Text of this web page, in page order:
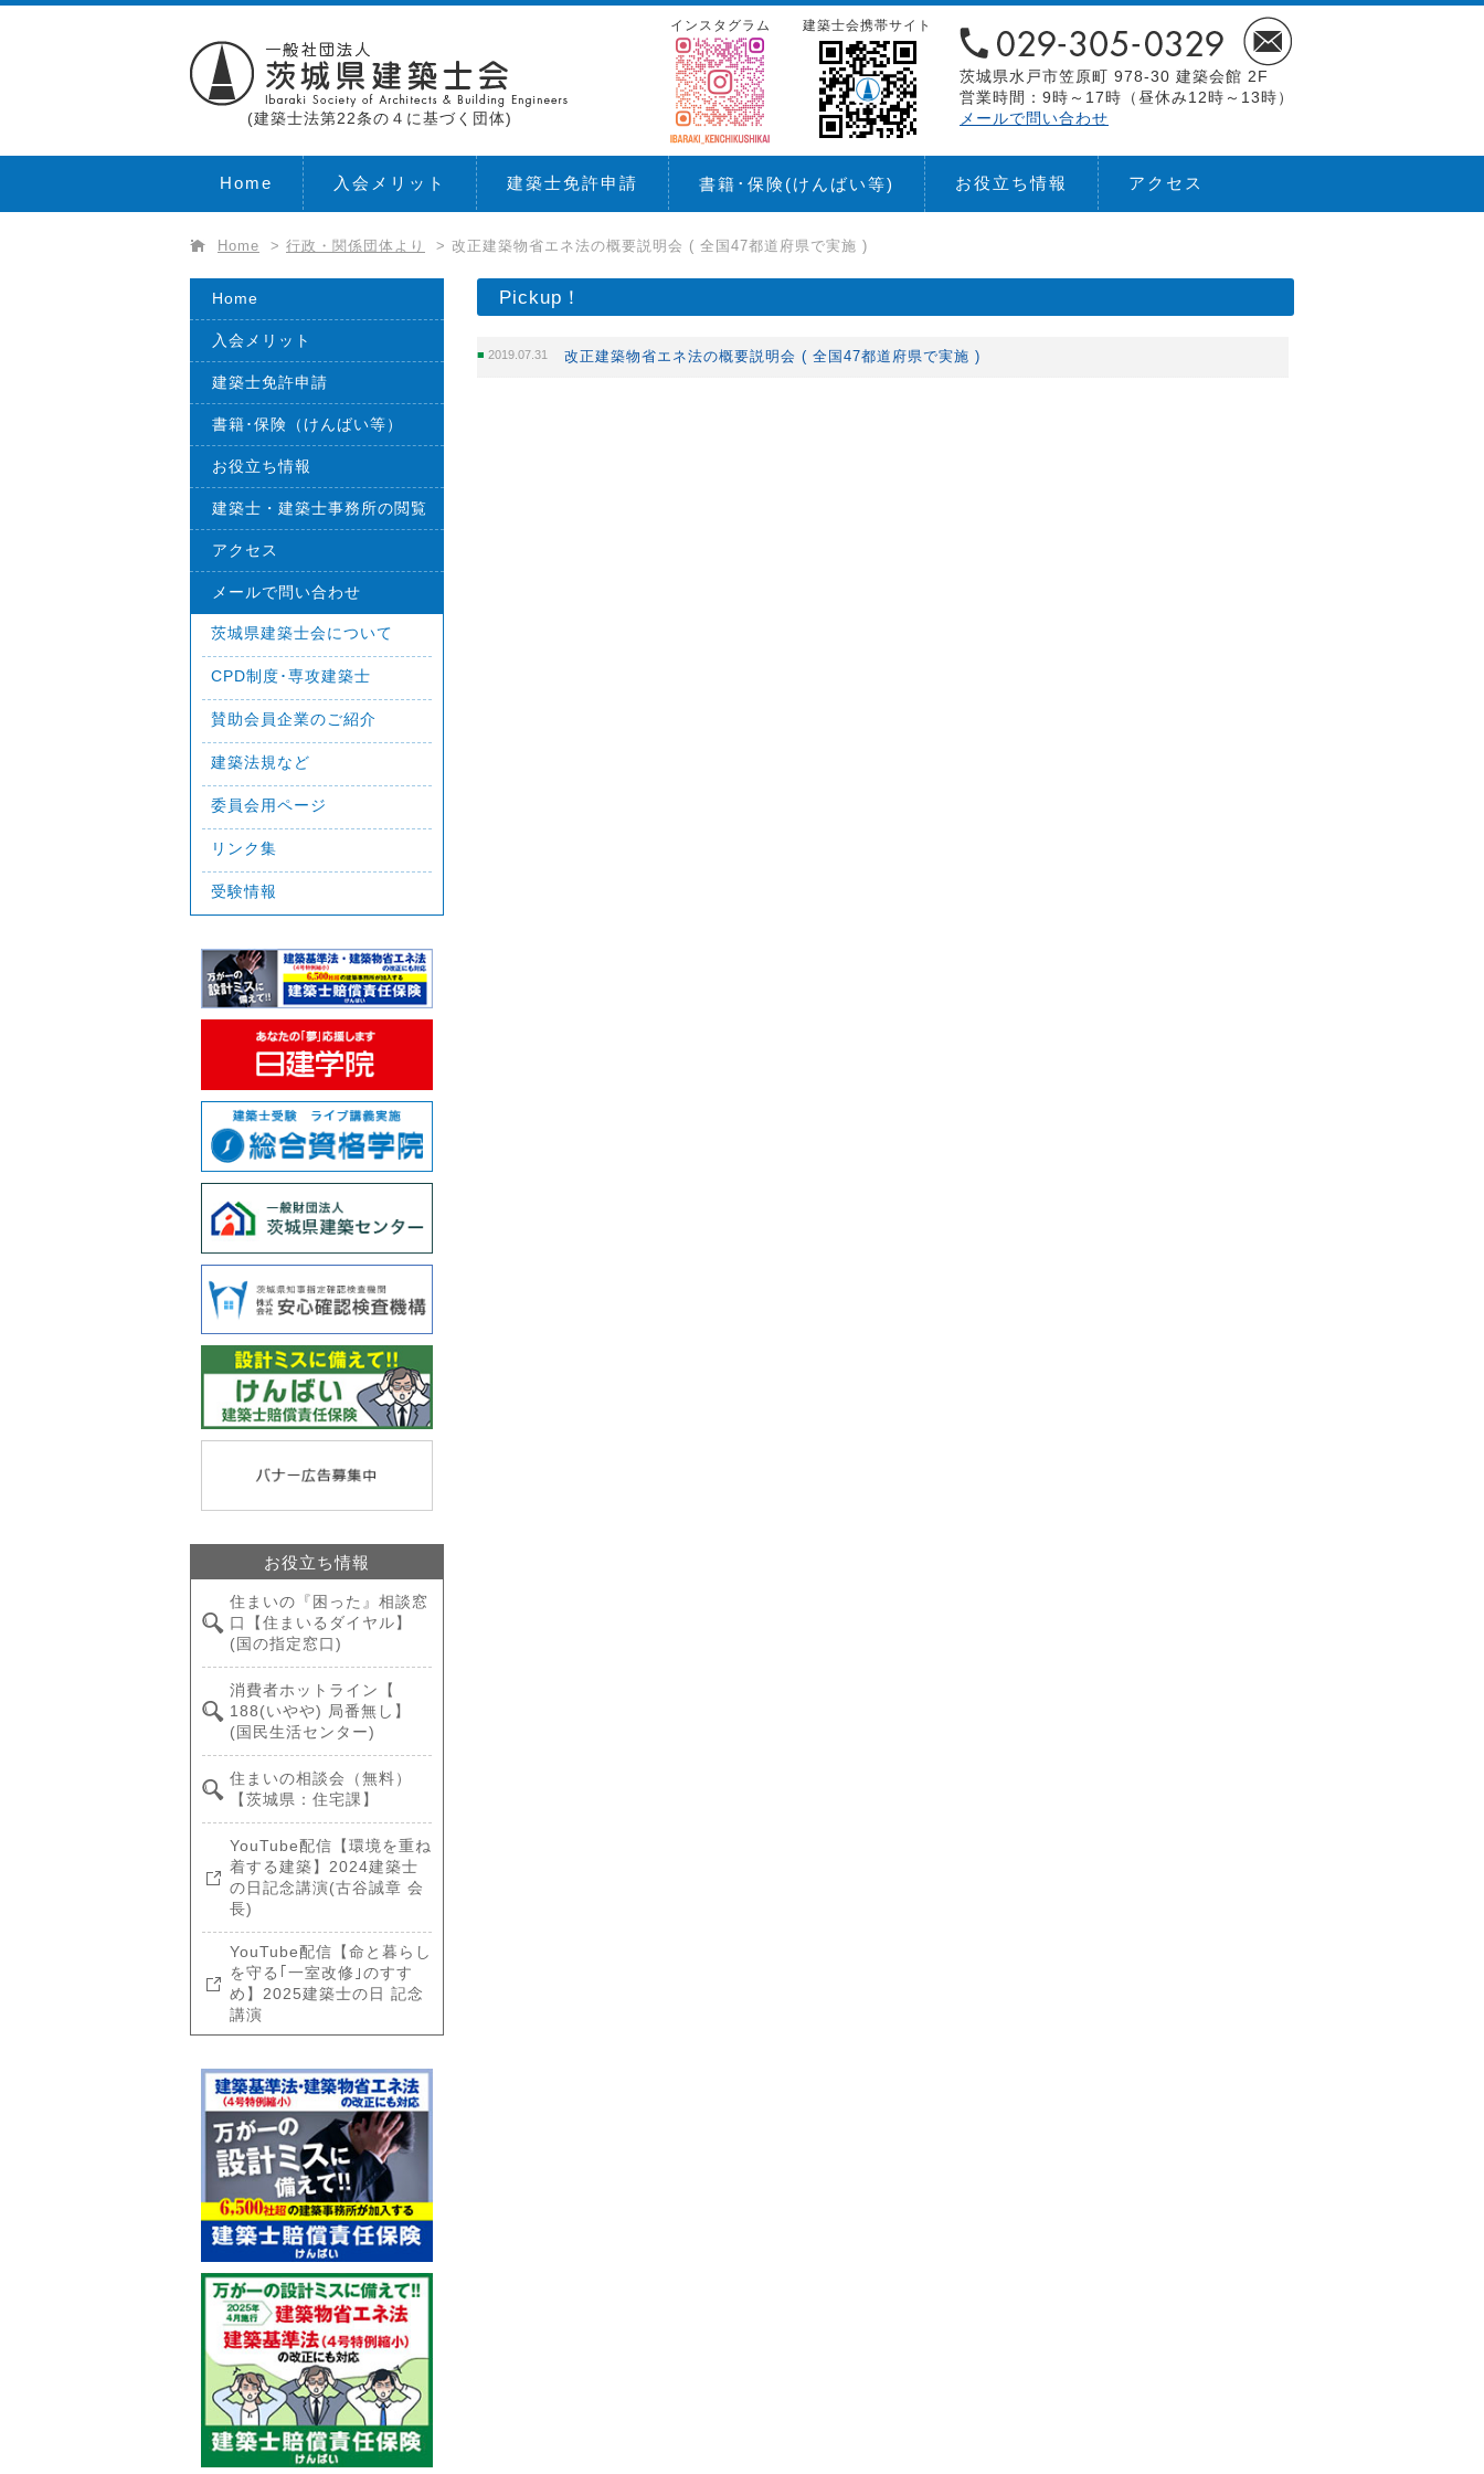
(建築士法第22条の４に基づく団体)
茨城県水戸市笠原町 978-30 建築会館 2F
営業時間：9時～17時（昼休み12時～13時）
メールで問い合わせ
建築士会携帯サイト
インスタグラム
Home 入会メリット 建築士免許申請 書籍･保険(けんばい等) お役立ち情報 アクセス
Home > 行政・関係団体より > 改正建築物省エネ法の概要説明会 ( 全国47都道府県で実施 )
Pickup！
2019.07.31 改正建築物省エネ法の概要説明会 ( 全国47都道府県で実施 )
Home
入会メリット
建築士免許申請
書籍･保険（けんばい等）
お役立ち情報
建築士・建築士事務所の閲覧
アクセス
メールで問い合わせ
茨城県建築士会について
CPD制度･専攻建築士
賛助会員企業のご紹介
建築法規など
委員会用ページ
リンク集
受験情報
お役立ち情報
住まいの『困った』相談窓
口【住まいるダイヤル】
(国の指定窓口)
消費者ホットライン【
188(いやや) 局番無し】
(国民生活センター)
住まいの相談会（無料）
【茨城県：住宅課】
YouTube配信【環境を重ね
着する建築】2024建築士
の日記念講演(古谷誠章 会
長)
YouTube配信【命と暮らし
を守る｢一室改修｣のすす
め】2025建築士の日 記念
講演